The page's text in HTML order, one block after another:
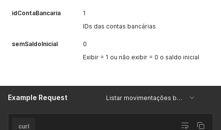
idContaBancaria
1
IDs das contas bancárias
semSaldoInicial
0
Exibir = 1 ou não exibir = 0 o saldo inicial
Example Request Listar movimentações bancárias
curl